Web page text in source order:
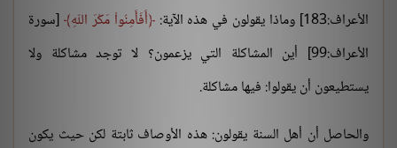
الأعراف:183] وماذا يقولون في هذه الآية:
أَفَأَمِنُواْ مَكْرَ اللّهِ [سورة
الأعراف:99] أين المشاكلة التي يزعمون؟ لا توجد مشاكلة ولا
يستطيعون أن يقولوا: فيها مشاكلة.
والحاصل أن أهل السنة يقولون: هذه الأوصاف ثابتة لكن حيث يكون